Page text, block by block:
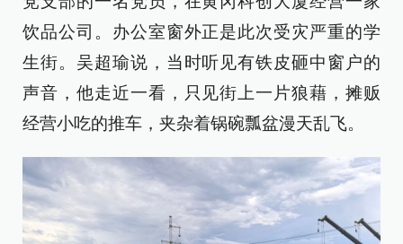
饮品公司。办公室窗外正是此次受灾严重的学
生街。吴超瑜说，当时听见有铁皮砸中窗户的
声音，他走近一看，只见街上一片狼藉，摊贩
经营小吃的推车，夹杂着锅碗瓢盆漫天乱飞。